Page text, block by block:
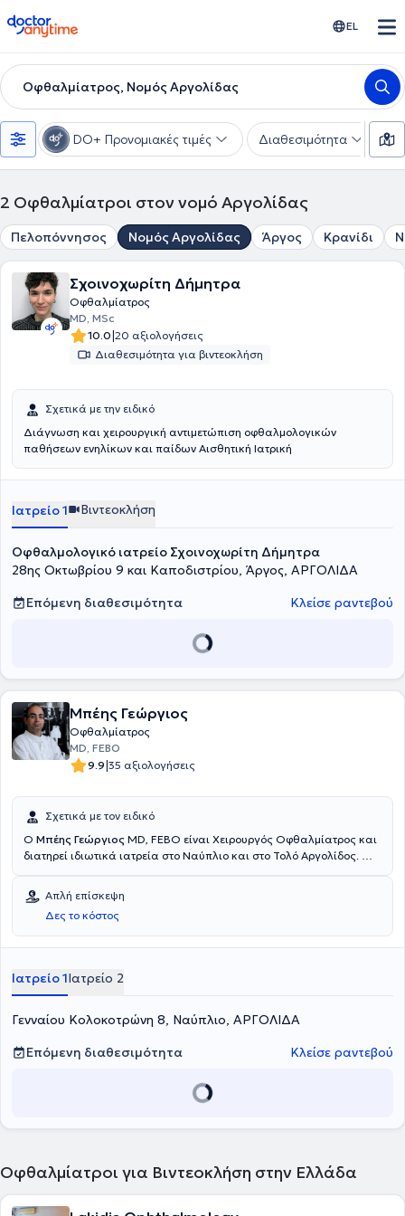
doctoranytime EL
Οφθαλμίατρος, Νομός Αργολίδας
DO+ Προνομιακές τιμές Διαθεσιμότητα
2 Οφθαλμίατροι στον νομό Αργολίδας
Πελοπόννησος Νομός Αργολίδας Άργος Κρανίδι
Σχοινοχωρίτη Δήμητρα
Οφθαλμίατρος
MD, MSc
10.0|20 αξιολογήσεις
Διαθεσιμότητα για βιντεοκλήση
Σχετικά με την ειδικό
Διάγνωση και χειρουργική αντιμετώπιση οφθαλμολογικών
παθήσεων ενηλίκων και παίδων Αισθητική Ιατρική
Ιατρείο 1 Βιντεοκλήση
Οφθαλμολογικό ιατρείο Σχοινοχωρίτη Δήμητρα
28ης Οκτωβρίου 9 και Καποδιστρίου, Άργος, ΑΡΓΟΛΙΔΑ
Επόμενη διαθεσιμότητα
Κλείσε ραντεβού
Μπέης Γεώργιος
Οφθαλμίατρος
MD, FEBO
9.9|35 αξιολογήσεις
Σχετικά με τον ειδικό
Ο Μπέης Γεώργιος MD, FEBO είναι Χειρουργός Οφθαλμίατρος και
διατηρεί ιδιωτικά ιατρεία στο Ναύπλιο και στο Τολό Αργολίδος. Ο
στο Γενικό Νοσοκομείο Νίκαιας - Πειραιά. Διαθέτει πολυετή
εμπειρία σε οφθαλμικές παθήσεις, στη χειρουργική του
καταρράκτη και στην διαθλαστική χειρουργική. Τέλος ,ο γιατρός
διαθέτει δημοσιεύσεις σε ελληνικά και διεθνή περιοδικά και
ενημέρωση και επιμόρφωσή τoυ.
Απλή επίσκεψη
Δες το κόστος
Ιατρείο 1Ιατρείο 2
Γενναίου Κολοκοτρώνη 8, Ναύπλιο, ΑΡΓΟΛΙΔΑ
Επόμενη διαθεσιμότητα
Κλείσε ραντεβού
Οφθαλμίατροι για Βιντεοκλήση στην Ελλάδα